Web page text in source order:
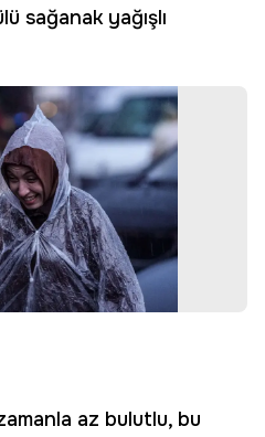
sağanak yağışlı
az bulutlu, bu